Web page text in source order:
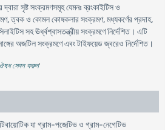
সৃষ্ট সংক্রমণসমূহ যেমনঃ ব্রংকাইটিস ও
ত্বক ও কোমল কোষকলার সংক্রমণ, মধ্যকর্ণের প্রদাহ,
সহ ঊর্ধ্বশ্বাসতন্ত্রীয় সংক্রমণে নির্দেশিত। এটি
অজটিল সংক্রমণে এবং টাইফয়েড জ্বরেও নির্দেশিত।
ঔষধ সেবন করুন'
যা গ্রাম-পজেটিভ ও গ্রাম-নেগেটিভ